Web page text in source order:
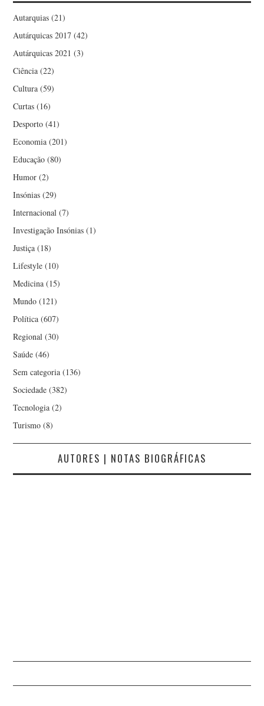
Autarquias (21)
Autárquicas 2017 (42)
Autárquicas 2021 (3)
Ciência (22)
Cultura (59)
Curtas (16)
Desporto (41)
Economia (201)
Educação (80)
Humor (2)
Insónias (29)
Internacional (7)
Investigação Insónias (1)
Justiça (18)
Lifestyle (10)
Medicina (15)
Mundo (121)
Política (607)
Regional (30)
Saúde (46)
Sem categoria (136)
Sociedade (382)
Tecnologia (2)
Turismo (8)
AUTORES | NOTAS BIOGRÁFICAS